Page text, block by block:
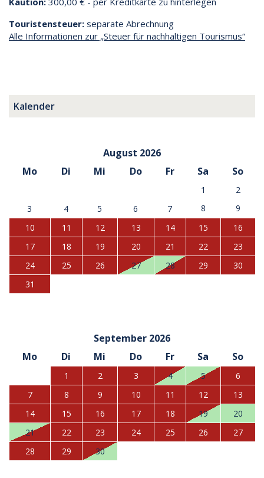
Touristensteuer: separate Abrechnung
Alle Informationen zur „Steuer für nachhaltigen Tourismus“
Kalender
August 2026
Mo
Di Mi Do Fr Sa So
1
2
3
4 5 6 7 8
9
10
11 12 13 14 15
16
17
18 19 20 21 22
23
24
25 26 27 28 29
30
31
September 2026
Mo
Di Mi Do Fr Sa So
1 2 3 4 5
6
7
8 9 10 11 12
13
14
15 16 17 18 19
20
21
22 23 24 25 26
27
28
29 30